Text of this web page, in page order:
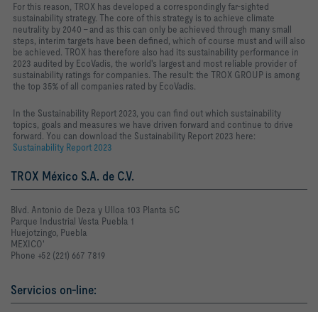
For this reason, TROX has developed a correspondingly far-sighted
sustainability strategy. The core of this strategy is to achieve climate
neutrality by 2040 - and as this can only be achieved through many small
steps, interim targets have been defined, which of course must and will also
be achieved. TROX has therefore also had its sustainability performance in
2023 audited by EcoVadis, the world's largest and most reliable provider of
sustainability ratings for companies. The result: the TROX GROUP is among
the top 35% of all companies rated by EcoVadis.
In the Sustainability Report 2023, you can find out which sustainability
topics, goals and measures we have driven forward and continue to drive
forward. You can download the Sustainability Report 2023 here:
Sustainability Report 2023
TROX México S.A. de C.V.
Blvd. Antonio de Deza y Ulloa 103 Planta 5C
Parque Industrial Vesta Puebla 1
Huejotzingo, Puebla
MEXICO'
Phone +52 (221) 667 7819
Servicios on-line: